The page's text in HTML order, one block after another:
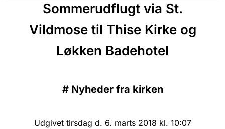
Sommerudflugt via St.
Vildmose til Thise Kirke og
Løkken Badehotel
# Nyheder fra kirken
Udgivet tirsdag d. 6. marts 2018 kl. 10:07